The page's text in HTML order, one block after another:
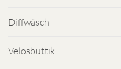
Diffwäsch
Vëlosbuttik